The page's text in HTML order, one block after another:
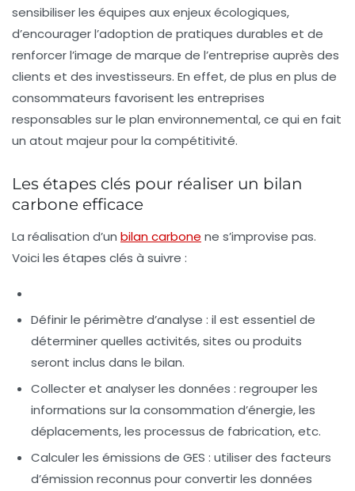
sensibiliser les équipes aux enjeux écologiques,
d’encourager l’adoption de pratiques durables et de
renforcer l’image de marque de l’entreprise auprès des
clients et des investisseurs. En effet, de plus en plus de
consommateurs favorisent les entreprises
responsables sur le plan environnemental, ce qui en fait
un atout majeur pour la compétitivité.
Les étapes clés pour réaliser un bilan
carbone efficace
La réalisation d’un bilan carbone ne s’improvise pas.
Voici les étapes clés à suivre :
Définir le périmètre d’analyse : il est essentiel de
déterminer quelles activités, sites ou produits
seront inclus dans le bilan.
Collecter et analyser les données : regrouper les
informations sur la consommation d’énergie, les
déplacements, les processus de fabrication, etc.
Calculer les émissions de GES : utiliser des facteurs
d’émission reconnus pour convertir les données